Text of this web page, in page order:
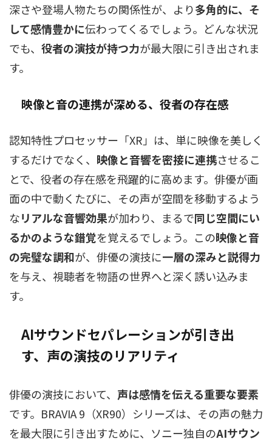
深さや登場人物たちの関係性が、より多角的に、そ
して感情豊かに伝わってくるでしょう。どんな状況
でも、 役者の演技が持つ力が最大限に引き出されま
す。
映像と音の連携が深める、役者の存在感
認知特性プロセッサー「XR」は、単に映像を美しく
するだけでなく、 映像と音響を密接に連携させるこ
とで、役者の存在感を飛躍的に高めます。俳優が画
面の中で動くたびに、その声が空間を移動するよう
なリアルな音響効果が加わり、まるで同じ空間にい
るかのような錯覚を覚えるでしょう。この映像と音
の完璧な調和が、俳優の演技に一層の深みと説得力
を与え、視聴者を物語の世界へと深く誘い込みま
す。
AIサウンドセパレーションが引き出
す、声の演技のリアリティ
俳優の演技において、 声は感情を伝える重要な要素
です。BRAVIA 9（XR90）シリーズは、その声の魅力
を最大限に引き出すために、ソニー独自のAIサウン